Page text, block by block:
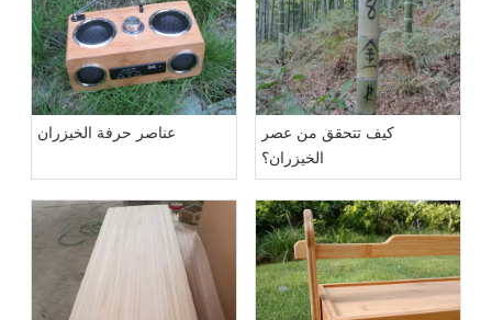
عناصر حرفة الخيزران
كيف تتحقق من عصر
الخيزران؟